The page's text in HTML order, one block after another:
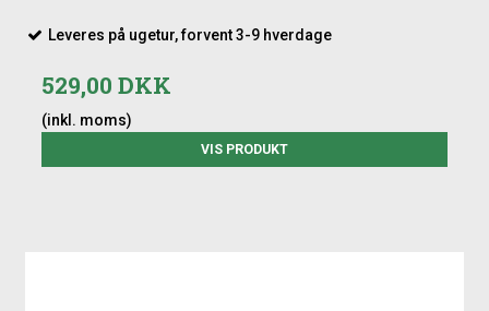
Leveres på ugetur, forvent 3-9 hverdage
529,00 DKK
(inkl. moms)
VIS PRODUKT